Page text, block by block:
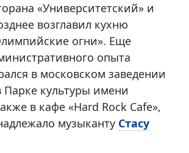
«Университетский» и
возглавил кухню
огни». Еще
опыта
в московском заведении
Парке культуры имени
в кафе «Hard Rock Cafe»,
музыканту Стасу